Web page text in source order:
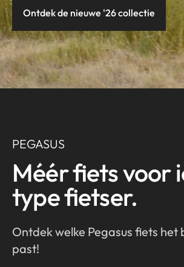
Ontdek de nieuwe '26 collectie
PEGASUS
Méér fiets voor
type fietser.
Ontdek welke Pegasus fiets het
past!